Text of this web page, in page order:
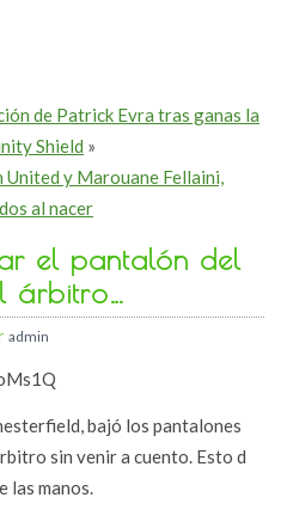
de Patrick Evra tras ganas la
Shield »
United y Marouane Fellaini,
al nacer
el pantalón del
árbitro…
admin
bajó los pantalones
sin venir a cuento. Esto d
las manos.